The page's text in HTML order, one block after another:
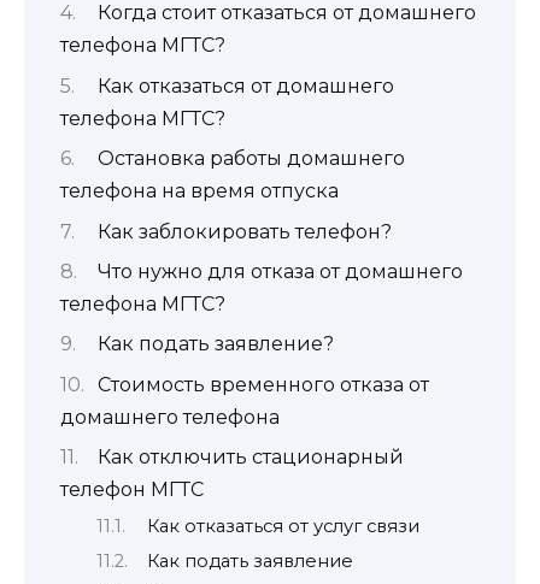
Когда стоит отказаться от домашнего
телефона МГТС?
Как отказаться от домашнего
телефона МГТС?
Остановка работы домашнего
телефона на время отпуска
Как заблокировать телефон?
Что нужно для отказа от домашнего
телефона МГТС?
Как подать заявление?
Стоимость временного отказа от
домашнего телефона
Как отключить стационарный
телефон МГТС
Как отказаться от услуг связи
Как подать заявление